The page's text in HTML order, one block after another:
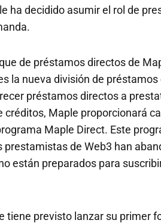
ha decidido asumir el rol de
de préstamos directos de
la nueva división de
préstamos directos a
créditos, Maple proporcionará
Maple Direct. Este
prestamistas de Web3 han
están preparados para
tiene previsto lanzar su primer